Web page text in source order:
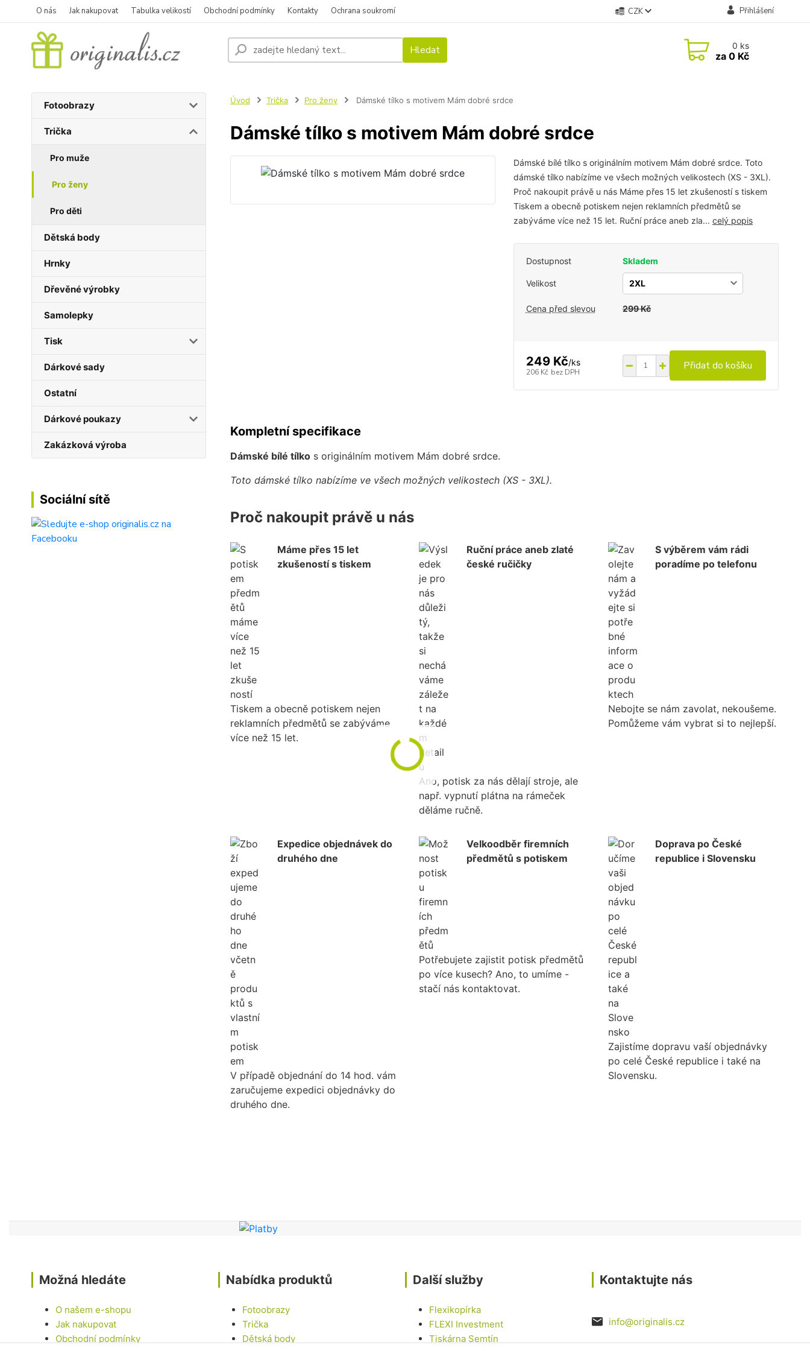
O nás Jak nakupovat Tabulka velikostí Obchodní podmínky Kontakty Ochrana soukromí CZK Přihlášení
Hledat 0 ks
za0 Kč
Fotoobrazy
Trička
Pro muže
Pro ženy
Pro děti
Dětská body
Hrnky
Dřevěné výrobky
Samolepky
Tisk
Dárkové sady
Ostatní
Dárkové poukazy
Zakázková výroba
Sociální sítě
Úvod Trička Pro ženy Dámské tílko s motivem Mám dobré srdce
Dámské tílko s motivem Mám dobré srdce
Dámské bílé tílko s originálním motivem Mám dobré srdce. Toto
dámské tílko nabízíme ve všech možných velikostech (XS - 3XL).
Proč nakoupit právě u nás Máme přes 15 let zkušeností s tiskem
Tiskem a obecně potiskem nejen reklamních předmětů se
zabýváme více než 15 let. Ruční práce aneb zla... celý popis
Dostupnost Skladem
Velikost
Cena před slevou 299 Kč
249 Kč/ks
206 Kč bez DPH Přidat do košíku
Kompletní specifikace
Dámské bílé tílkos originálním motivem Mám dobré srdce.
Toto dámské tílko nabízíme ve všech možných velikostech (XS - 3XL).
Proč nakoupit právě u nás
Máme přes 15 let
zkušeností s tiskem
Tiskem a obecně potiskem nejen
reklamních předmětů se zabýváme
více než 15 let.
Ruční práce aneb zlaté
české ručičky
Ano, potisk za nás dělají stroje, ale
např. vypnutí plátna na rámeček
děláme ručně.
S výběrem vám rádi
poradíme po telefonu
Nebojte se nám zavolat, nekoušeme.
Pomůžeme vám vybrat si to nejlepší.
Expedice objednávek do
druhého dne
V případě objednání do 14 hod. vám
zaručujeme expedici objednávky do
druhého dne.
Velkoodběr firemních
předmětů s potiskem
Potřebujete zajistit potisk předmětů
po více kusech? Ano, to umíme -
stačí nás kontaktovat.
Doprava po České
republice i Slovensku
Zajistíme dopravu vaší objednávky
po celé České republice i také na
Slovensku.
Možná hledáte
O našem e-shopu
Jak nakupovat
Obchodní podmínky
Nabídka produktů
Fotoobrazy
Trička
Dětská body
Další služby
Flexikopírka
FLEXI Investment
Tiskárna Semtín
Kontaktujte nás
info@originalis.cz